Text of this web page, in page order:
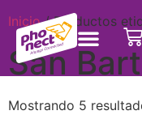
Inicio/ Productos
San
Mostrando 5